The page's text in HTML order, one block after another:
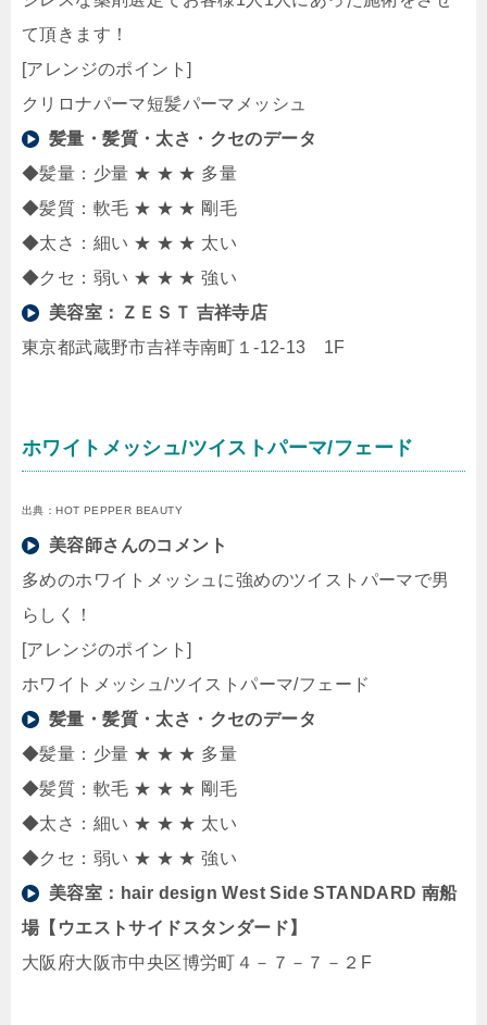
て頂きます！
[アレンジのポイント]
クリロナパーマ短髪パーマメッシュ
髪量・髪質・太さ・クセのデータ
◆髪量：少量 ★ ★ ★ 多量
◆髪質：軟毛 ★ ★ ★ 剛毛
◆太さ：細い ★ ★ ★ 太い
◆クセ：弱い ★ ★ ★ 強い
美容室：
ＺＥＳＴ 吉祥寺店
東京都武蔵野市吉祥寺南町１-12-13 1F
ホワイトメッシュ/ツイストパーマ/フェード
出典：HOT PEPPER BEAUTY
美容師さんのコメント
多めのホワイトメッシュに強めのツイストパーマで男
らしく！
[アレンジのポイント]
ホワイトメッシュ/ツイストパーマ/フェード
髪量・髪質・太さ・クセのデータ
◆髪量：少量 ★ ★ ★ 多量
◆髪質：軟毛 ★ ★ ★ 剛毛
◆太さ：細い ★ ★ ★ 太い
◆クセ：弱い ★ ★ ★ 強い
美容室： hair design West Side STANDARD 南船
場【ウエストサイドスタンダード】
大阪府大阪市中央区博労町４－７－７－２F